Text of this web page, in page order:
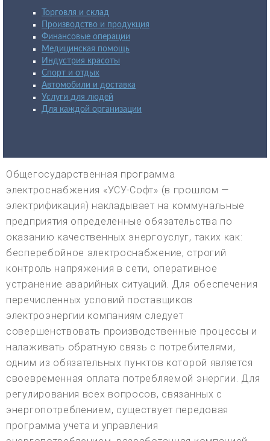
Торговля и склад
Производство и продукция
Финансовые операции
Медицинская помощь
Индустрия красоты
Спорт и отдых
Автомобили и доставка
Услуги для людей
Для каждой организации
Общегосударственная программа
электроснабжения «УСУ-Софт» (в прошлом —
электрификация) накладывает на коммунальные
предприятия определенные обязательства по
оказанию качественных энергоуслуг, таких как:
бесперебойное электроснабжение, строгий
контроль напряжения в сети, оперативное
устранение аварийных ситуаций. Для обеспечения
перечисленных условий поставщиков
электроэнергии компаниям следует
совершенствовать производственные процессы и
налаживать обратную связь с потребителями,
одним из обязательных пунктов которой является
своевременная оплата потребляемой энергии. Для
регулирования всех вопросов, связанных с
энергопотреблением, существует передовая
программа учета и управления